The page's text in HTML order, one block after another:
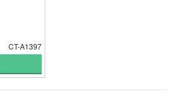
CT-A1397